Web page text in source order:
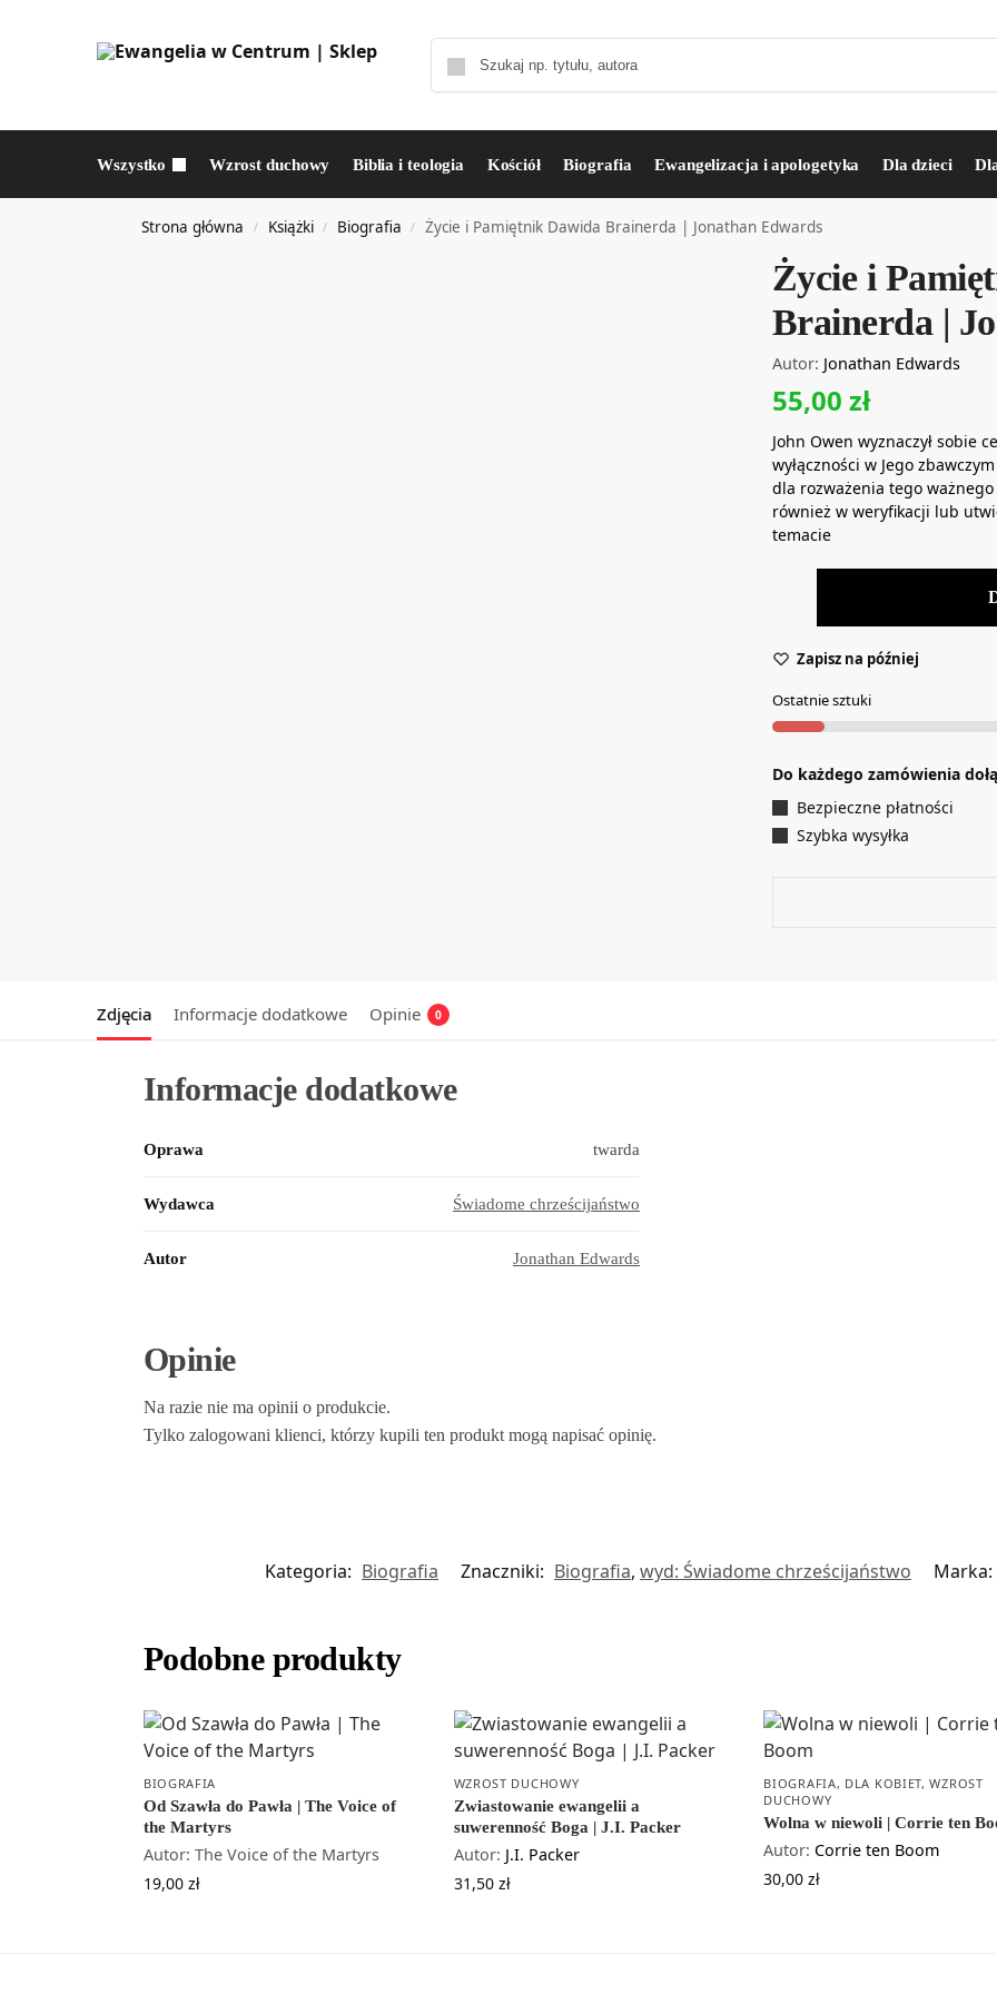
Wszystko Wzrost duchowy Biblia i teologia Kościół Biografia Ewangelizacja i apologetyka Dla dzieci
Strona główna / Książki / Biografia / Życie i Pamiętnik Dawida Brainerda | Jonathan Edwards
Życie i
Brainerda |
Autor: Jonathan Edwards
55,00 zł
John Owen wyznaczył sobie
wyłączności w Jego
dla rozważenia tego
również w weryfikacji lub
temacie
Zapisz na później
Ostatnie sztuki
Do każdego zamówienia
Bezpieczne płatności
Szybka wysyłka
Zdjęcia Informacje dodatkowe Opinie 0
Informacje dodatkowe
Oprawa twarda
Wydawca Świadome chrześcijaństwo
Autor Jonathan Edwards
Opinie
Na razie nie ma opinii o produkcie.
Tylko zalogowani klienci, którzy kupili ten produkt mogą napisać opinię.
Kategoria: Biografia Znaczniki: Biografia, wyd: Świadome chrześcijaństwo Marka:
Podobne produkty
BIOGRAFIA
Od Szawła do Pawła | The Voice of
the Martyrs
Autor: The Voice of the Martyrs
19,00 zł
WZROST DUCHOWY
Zwiastowanie ewangelii a
suwerenność Boga | J.I. Packer
Autor: J.I. Packer
31,50 zł
BIOGRAFIA, DLA KOBIET,WZROST
DUCHOWY
Wolna w niewoli | Corrie ten
Autor: Corrie ten Boom
30,00zł